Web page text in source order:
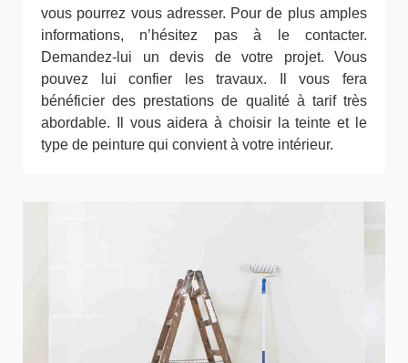
vous pourrez vous adresser. Pour de plus amples
informations, n’hésitez pas à le contacter.
Demandez-lui un devis de votre projet. Vous
pouvez lui confier les travaux. Il vous fera
bénéficier des prestations de qualité à tarif très
abordable. Il vous aidera à choisir la teinte et le
type de peinture qui convient à votre intérieur.